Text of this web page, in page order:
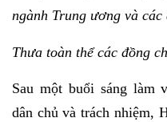
ngành Trung ương và
Thưa toàn thể các đồng
Sau một buổi sáng làm
dân chủ và trách nhiệm,